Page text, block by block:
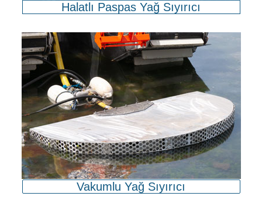
Halatlı Paspas Yağ Sıyırıcı
Vakumlu Yağ Sıyırıcı